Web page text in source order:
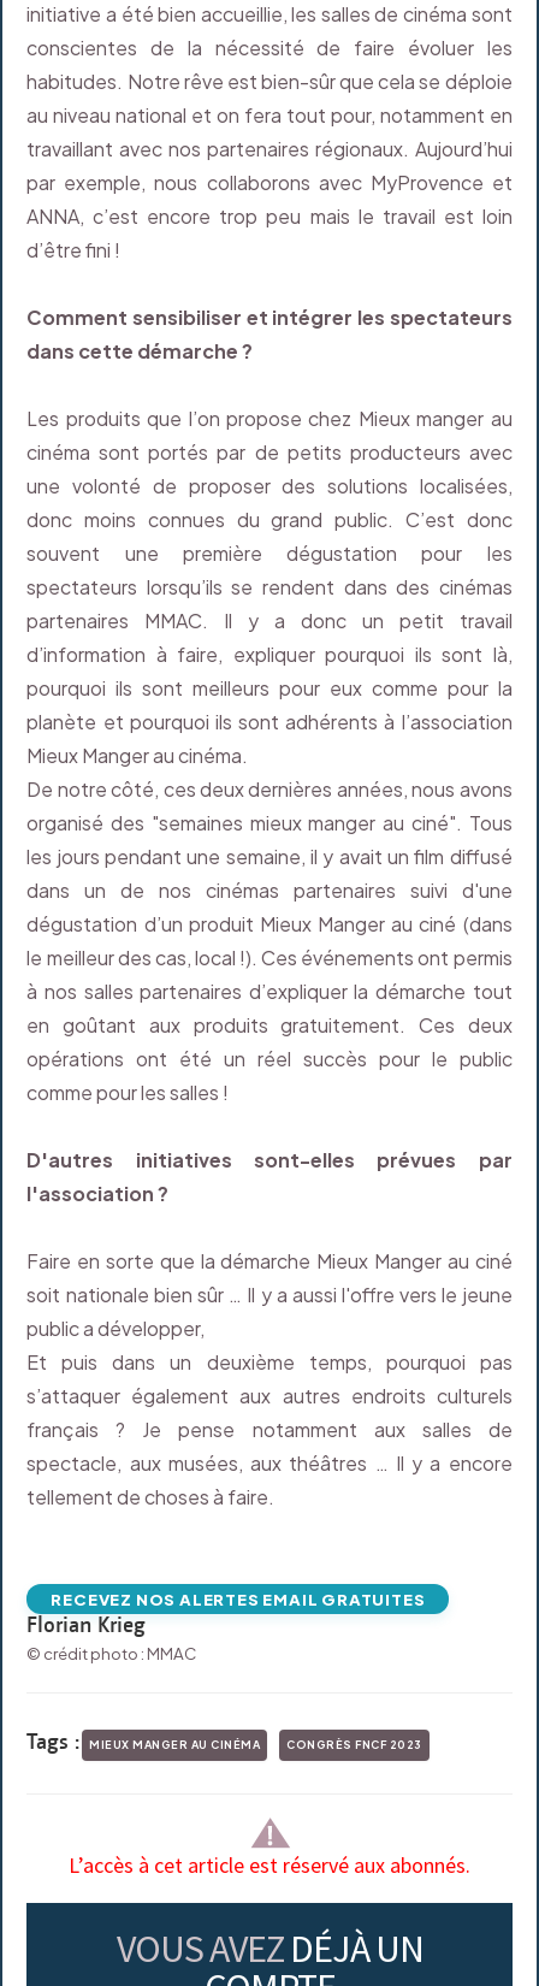
initiative a été bien accueillie, les salles de cinéma sont
conscientes de la nécessité de faire évoluer les
habitudes. Notre rêve est bien-sûr que cela se déploie
au niveau national et on fera tout pour, notamment en
travaillant avec nos partenaires régionaux. Aujourd’hui
par exemple, nous collaborons avec MyProvence et
ANNA, c’est encore trop peu mais le travail est loin
d’être fini !
Comment sensibiliser et intégrer les spectateurs
dans cette démarche ?
Les produits que l’on propose chez Mieux manger au
cinéma sont portés par de petits producteurs avec
une volonté de proposer des solutions localisées,
donc moins connues du grand public. C’est donc
souvent une première dégustation pour les
spectateurs lorsqu’ils se rendent dans des cinémas
partenaires MMAC. Il y a donc un petit travail
d’information à faire, expliquer pourquoi ils sont là,
pourquoi ils sont meilleurs pour eux comme pour la
planète et pourquoi ils sont adhérents à l’association
Mieux Manger au cinéma.
De notre côté, ces deux dernières années, nous avons
organisé des "semaines mieux manger au ciné". Tous
les jours pendant une semaine, il y avait un film diffusé
dans un de nos cinémas partenaires suivi d'une
dégustation d’un produit Mieux Manger au ciné (dans
le meilleur des cas, local !). Ces événements ont permis
à nos salles partenaires d’expliquer la démarche tout
en goûtant aux produits gratuitement. Ces deux
opérations ont été un réel succès pour le public
comme pour les salles !
D'autres initiatives sont-elles prévues par
l'association ?
Faire en sorte que la démarche Mieux Manger au ciné
soit nationale bien sûr … Il y a aussi l'offre vers le jeune
public a développer,
Et puis dans un deuxième temps, pourquoi pas
s’attaquer également aux autres endroits culturels
français ? Je pense notamment aux salles de
spectacle, aux musées, aux théâtres … Il y a encore
tellement de choses à faire.
RECEVEZ NOS ALERTES EMAIL GRATUITES
Florian Krieg
© crédit photo : MMAC
Tags : MIEUX MANGER AU CINÉMA CONGRÈS FNCF 2023
L’accès à cet article est réservé aux abonnés.
VOUS AVEZ DÉJÀ UN